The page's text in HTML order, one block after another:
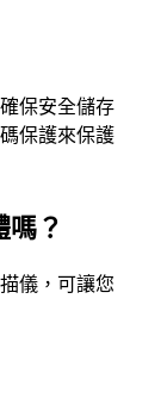
保安全儲存
保護來保護
？
儀，可讓您